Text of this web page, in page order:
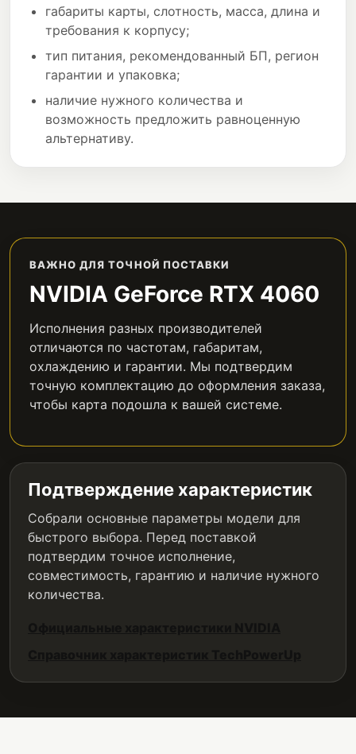
габариты карты, слотность, масса, длина и
требования к корпусу;
тип питания, рекомендованный БП, регион
гарантии и упаковка;
наличие нужного количества и
возможность предложить равноценную
альтернативу.
ВАЖНО ДЛЯ ТОЧНОЙ ПОСТАВКИ
NVIDIA GeForce RTX 4060
Исполнения разных производителей
отличаются по частотам, габаритам,
охлаждению и гарантии. Мы подтвердим
точную комплектацию до оформления заказа,
чтобы карта подошла к вашей системе.
Подтверждение характеристик
Собрали основные параметры модели для
быстрого выбора. Перед поставкой
подтвердим точное исполнение,
совместимость, гарантию и наличие нужного
количества.